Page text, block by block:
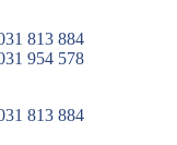
813 884
954 578
813 884